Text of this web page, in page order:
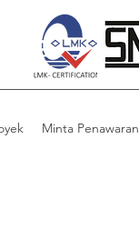
Minta Penawaran